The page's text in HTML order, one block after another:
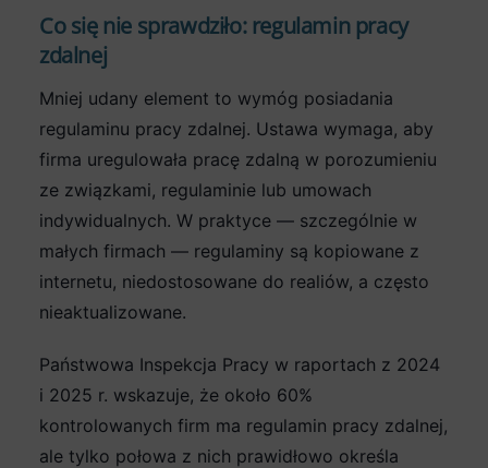
Co się nie sprawdziło: regulamin pracy
zdalnej
Mniej udany element to wymóg posiadania
regulaminu pracy zdalnej. Ustawa wymaga, aby
firma uregulowała pracę zdalną w porozumieniu
ze związkami, regulaminie lub umowach
indywidualnych. W praktyce — szczególnie w
małych firmach — regulaminy są kopiowane z
internetu, niedostosowane do realiów, a często
nieaktualizowane.
Państwowa Inspekcja Pracy w raportach z 2024
i 2025 r. wskazuje, że około 60%
kontrolowanych firm ma regulamin pracy zdalnej,
ale tylko połowa z nich prawidłowo określa